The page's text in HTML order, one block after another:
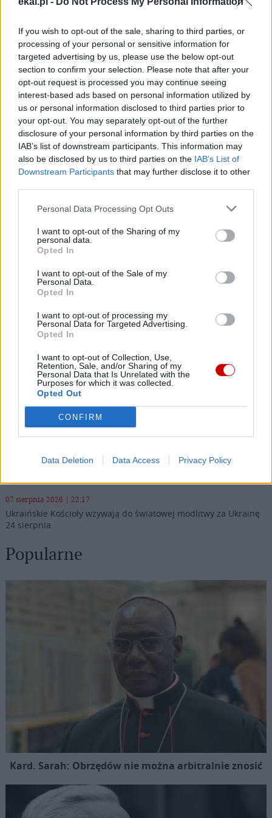
If you wish to opt-out of the sale, sharing to third parties, or
processing of your personal or sensitive information for
targeted advertising by us, please use the below opt-out
section to confirm your selection. Please note that after your
opt-out request is processed you may continue seeing
interest-based ads based on personal information utilized by
us or personal information disclosed to third parties prior to
your opt-out. You may separately opt-out of the further
disclosure of your personal information by third parties on the
IAB’s list of downstream participants. This information may
also be disclosed by us to third parties on the IAB’s List of
Downstream Participants that may further disclose it to other
Personal Data Processing Opt Outs
I want to opt-out of the Sharing of my
personal data.
Opted In
I want to opt-out of the Sale of my
Personal Data.
Opted In
I want to opt-out of processing my
Personal Data for Targeted Advertising.
Opted In
I want to opt-out of Collection, Use,
Retention, Sale, and/or Sharing of my
Personal Data that Is Unrelated with the
Purposes for which it was collected.
Opted Out
CONFIRM
Data Deletion Data Access Privacy Policy
zadaniu będzie coraz trudniejsze.
pośrednictwem serwisu Patronite.
Dzięki Tobie będziemy mogli realizować naszą
misję. Więcej informacji znajdziesztutaj.
Facebook
TwitterMessengerWhatsApp
EmailCopy
Link
Print
Wersja do druku
KARD. GRZEGORZ RYŚ
Najnowsze
07 sierpnia 2026 | 23:10
Indyjski biskup: nie potrzebujemy misjonarzy, którzy
przyjeżdżają z gotowymi odpowiedziami
Biskupi o podróży apostolskiej Leona XIV do Francji: wielka
radość
Narodowy Bank Ukrainy wyemituje monetę upamiętniającą Jana
07 sierpnia 2026 | 22:17
Ukraińskie Kościoły wzywają do światowej modlitwy za Ukrainę
24 sierpnia
Popularne
Kard. Sarah: Obrzędów nie można arbitralnie znosić